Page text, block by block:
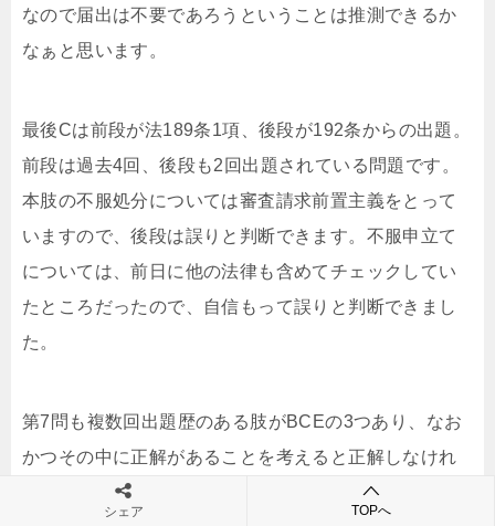
なので届出は不要であろうということは推測できるか
なぁと思います。
最後Cは前段が法189条1項、後段が192条からの出題。
前段は過去4回、後段も2回出題されている問題です。
本肢の不服処分については審査請求前置主義をとって
いますので、後段は誤りと判断できます。不服申立て
については、前日に他の法律も含めてチェックしてい
たところだったので、自信もって誤りと判断できまし
た。
第7問も複数回出題歴のある肢がBCEの3つあり、なお
かつその中に正解があることを考えると正解しなけれ
ばいけない問題ということになりますね。
シェア TOPへ